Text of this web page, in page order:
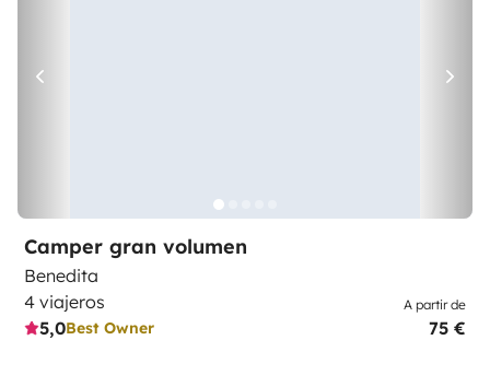
Camper gran volumen
Benedita
4 viajeros
5,0Best Owner
A partir de
75 €